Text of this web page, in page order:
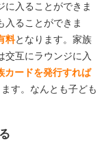
に入ることができま
入ることができま
料となります。家族
交互にラウンジに入
カードを発行すれば
す。なんとも子ども